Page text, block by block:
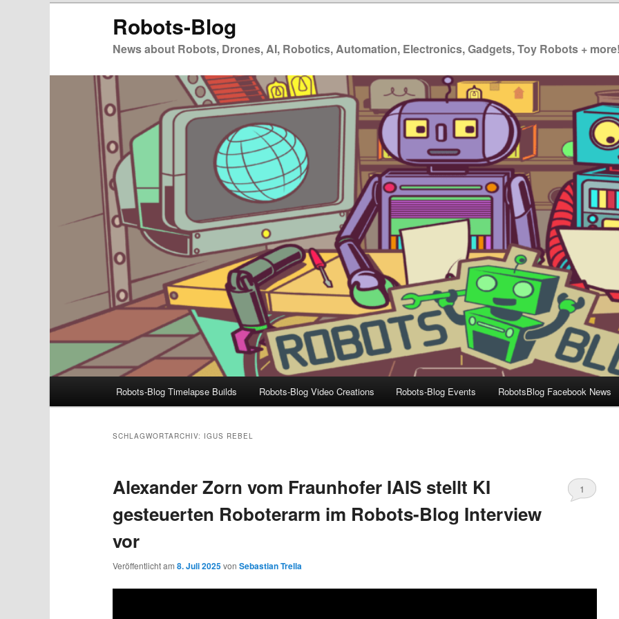
Robots-Blog
News about Robots, Drones, AI, Robotics, Automation, Electronics, Gadgets, Toy Robots + more!
Robots-Blog Timelapse Builds Robots-Blog Video Creations Robots-Blog Events RobotsBlog Facebook News
SCHLAGWORTARCHIV: IGUS REBEL
Alexander Zorn vom Fraunhofer IAIS stellt KI
gesteuerten Roboterarm im Robots-Blog Interview
vor
Veröffentlicht am8. Juli 2025vonSebastian Trella
1